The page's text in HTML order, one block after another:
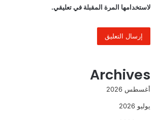
لاستخدامها المرة المقبلة في تعليقي.
Archives
أغسطس 2026
يوليو 2026